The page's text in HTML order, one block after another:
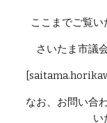
ここまでご覧い
さいたま市議
なお、お問い合
い